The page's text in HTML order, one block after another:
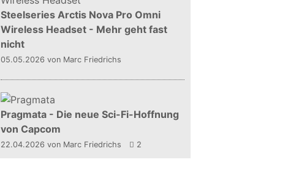
Steelseries Arctis Nova Pro Omni
Wireless Headset - Mehr geht fast
nicht
05.05.2026 von Marc Friedrichs
Pragmata - Die neue Sci-Fi-Hoffnung
von Capcom
22.04.2026 von Marc Friedrichs 2